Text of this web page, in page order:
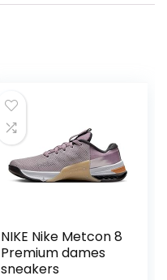
NIKE Nike Metcon 8
Premium dames
sneakers